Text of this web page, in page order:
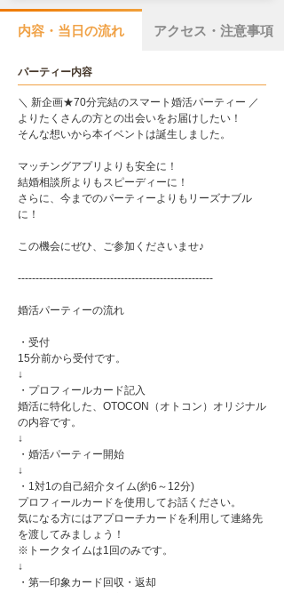
内容・当日の流れ アクセス・注意事項
パーティー内容
＼ 新企画★70分完結のスマート婚活パーティー ／
よりたくさんの方との出会いをお届けしたい！
そんな想いから本イベントは誕生しました。
マッチングアプリよりも安全に！
結婚相談所よりもスピーディーに！
さらに、今までのパーティーよりもリーズナブル
に！
この機会にぜひ、ご参加くださいませ♪
-------------------------------------------------------
婚活パーティーの流れ
・受付
15分前から受付です。
↓
・プロフィールカード記入
婚活に特化した、OTOCON（オトコン）オリジナル
の内容です。
↓
・婚活パーティー開始
↓
・1対1の自己紹介タイム(約6～12分)
プロフィールカードを使用してお話ください。
気になる方にはアプローチカードを利用して連絡先
を渡してみましょう！
※トークタイムは1回のみです。
↓
・第一印象カード回収・返却